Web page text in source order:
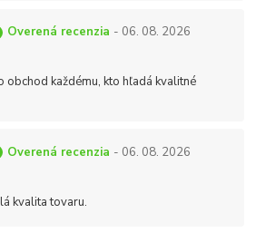
Overená recenzia - 06. 08. 2026
obchod každému, kto hľadá kvalitné
Overená recenzia - 06. 08. 2026
kvalita tovaru.